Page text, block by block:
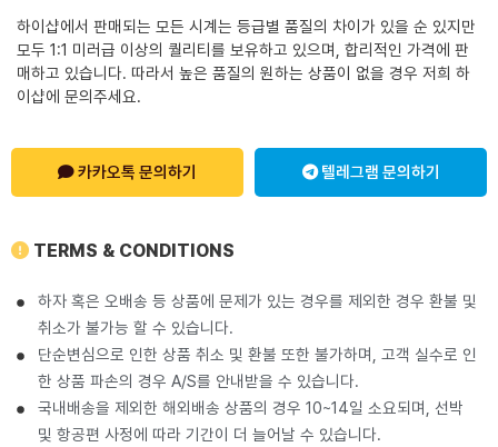
하이샵에서 판매되는 모든 시계는 등급별 품질의 차이가 있을 순 있지만
모두 1:1 미러급 이상의 퀄리티를 보유하고 있으며, 합리적인 가격에 판
매하고 있습니다. 따라서 높은 품질의 원하는 상품이 없을 경우 저희 하
이샵에 문의주세요.
카카오톡 문의하기 텔레그램 문의하기
TERMS & CONDITIONS
하자 혹은 오배송 등 상품에 문제가 있는 경우를 제외한 경우 환불 및
취소가 불가능 할 수 있습니다.
단순변심으로 인한 상품 취소 및 환불 또한 불가하며, 고객 실수로 인
한 상품 파손의 경우 A/S를 안내받을 수 있습니다.
국내배송을 제외한 해외배송 상품의 경우 10~14일 소요되며, 선박
및 항공편 사정에 따라 기간이 더 늘어날 수 있습니다.